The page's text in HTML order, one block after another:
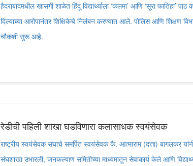
हैदराबादमधील खासगी शाळेत हिंदू विद्यार्थ्याला ‘कलमा’ आणि ‘सूरा फातिहा’ पाठ
दिल्याच्या आरोपानंतर शिक्षिकेचे निलंबन करण्यात आले. पोलिस आणि शिक्षण
चौकशी सुरू आहे.
रेडीची पहिली शाखा घडविणारा कलासाधक स्वयंसेवक
राष्ट्रीय स्वयंसेवक संघाचे समर्पित स्वयंसेवक कै. आत्माराम (दत्ता) बागलकर
संघशाखा उभारली, जनकल्याण समितीच्या माध्यमातून सेवाकार्य केले आणि